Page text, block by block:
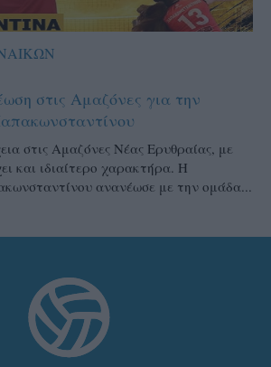
στις Αμαζόνες για την
στις Αμαζόνες Νέας Ερυθραίας, με
και ιδιαίτερο χαρακτήρα. Η
ανανέωσε με την ομάδα...